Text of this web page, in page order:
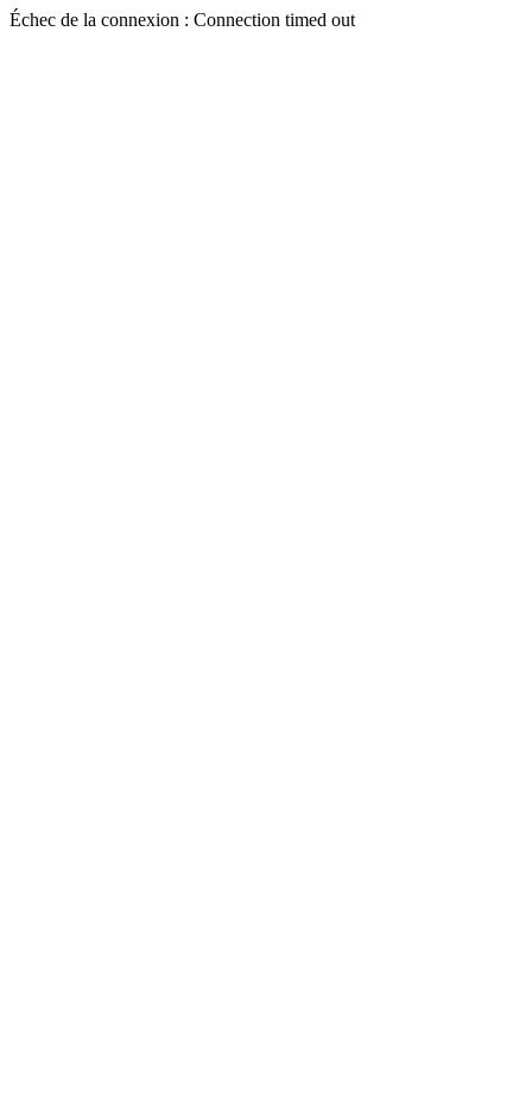
Échec de la connexion : Connection timed out